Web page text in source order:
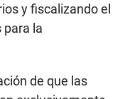
y fiscalizando el
la
de que las